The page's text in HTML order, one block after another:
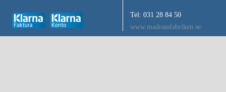
Tel: 031 28 84 50
www.madrassfabriken.se